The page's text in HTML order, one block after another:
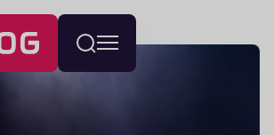
Wissel
menu